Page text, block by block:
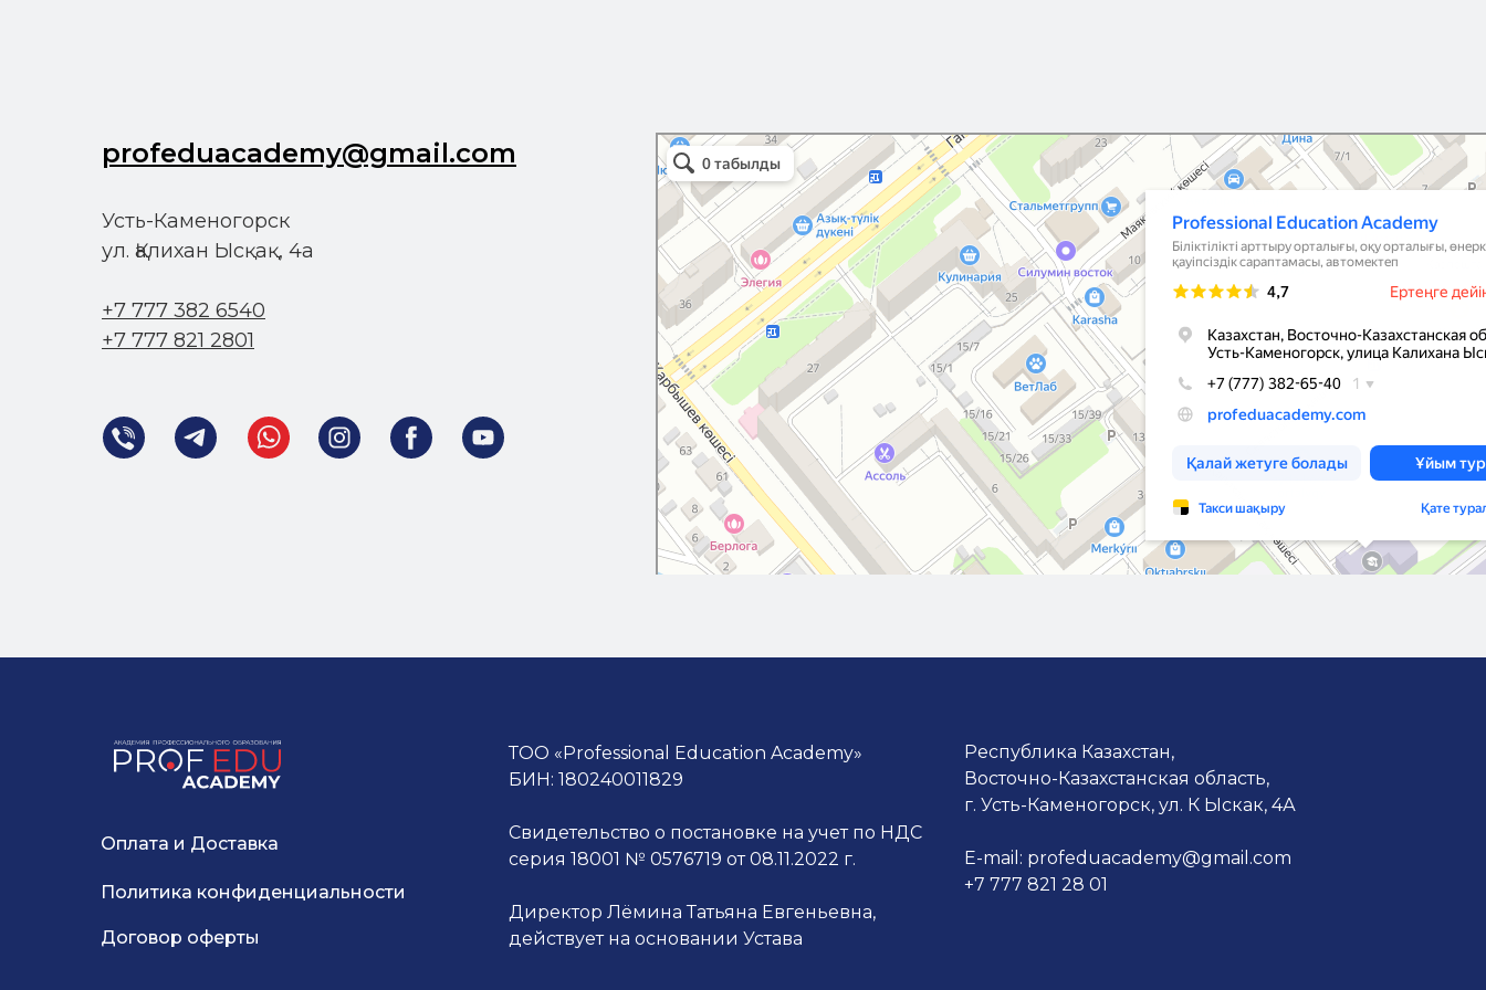
Professional Education Academy
Центр повышения квалификации в Усть‑Каменогорске
Учебный центр в Усть‑Каменогорске
profeduacademy@gmail.com
Усть-Каменогорск
ул. Қалихан Ысқақ, 4а
+7 777 382 6540
+7 777 821 2801
Республика Казахстан,
Восточно-Казахстанская область,
г. Усть-Каменогорск, ул. К Ыскак, 4А
E-mail: profeduacademy@gmail.com
+7 777 821 28 01
ТОО «Professional Education Academy»
БИН: 180240011829
Свидетельство о постановке на учет по НДС
серия 18001 № 0576719 от 08.11.2022 г.
Директор Лёмина Татьяна Евгеньевна,
действует на основании Устава
Договор оферты
Политика конфиденциальности
Оплата и Доставка